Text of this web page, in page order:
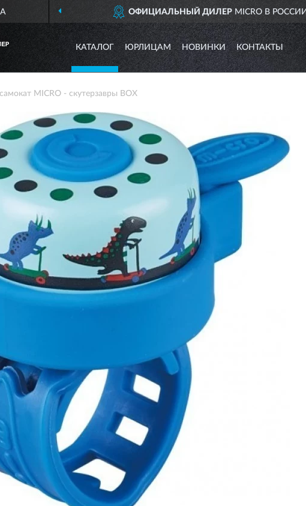
ОФИЦИАЛЬНЫЙ ДИЛЕР MICRO В РОССИИ
КАТАЛОГ ЮРЛИЦАМ НОВИНКИ КОНТАКТЫ
MICRO - cкутерзавры BOX